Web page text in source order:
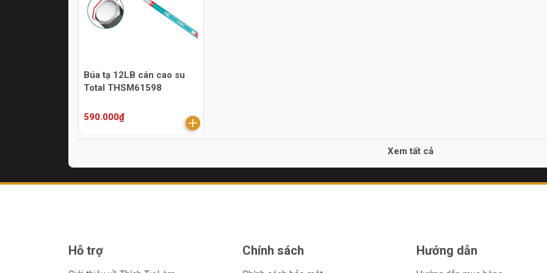
Búa tạ 12LB cán cao su
Total THSM61598
590.000₫
Xem tất cả
Hỗ trợ Chính sách Hướng dẫn